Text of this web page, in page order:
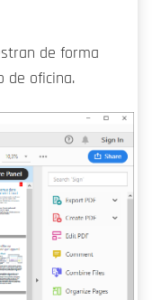
de forma
de oficina.